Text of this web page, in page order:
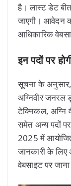
है। लास्ट डेट
जाएगी। आवेदन
आधिकारिक
इन पदों पर
सूचना के
अग्निवीर जनरल
टेक्निकल, अग्नि
समेत अन्य पदों
2025 में
जानकारी के लिए
वेबसाइट पर जाना